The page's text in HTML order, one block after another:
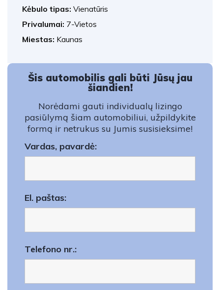
Kėbulo tipas: Vienatūris
Privalumai: 7-Vietos
Miestas: Kaunas
Šis automobilis gali būti Jūsų jau
šiandien!
Norėdami gauti individualų lizingo
pasiūlymą šiam automobiliui, užpildykite
formą ir netrukus su Jumis susisieksime!
Vardas, pavardė:
El. paštas:
Telefono nr.: